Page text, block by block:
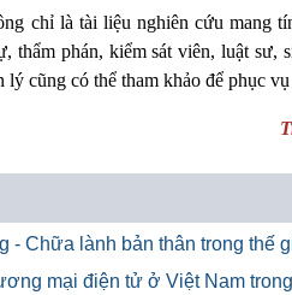
chỉ là tài liệu nghiên cứu mang
thẩm phán, kiểm sát viên, luật
lý cũng có thể tham khảo để phục
- Chữa lành bản thân trong thế
mại điện tử ở Việt Nam